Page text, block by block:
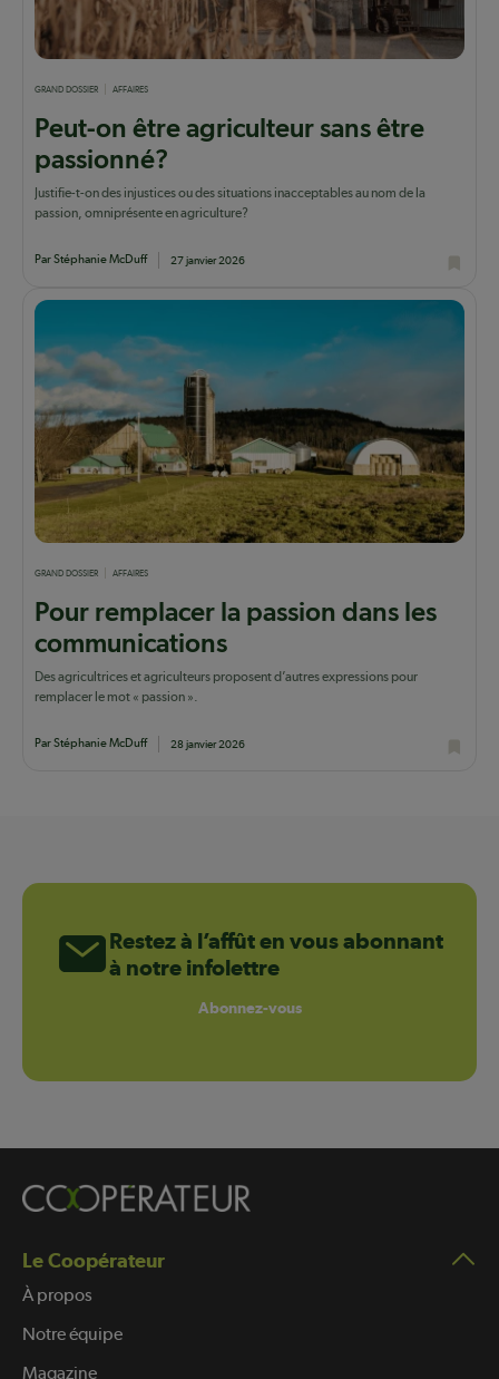
GRAND DOSSIER AFFAIRES
Peut-on être agriculteur sans être
passionné?
Justifie-t-on des injustices ou des situations inacceptables au nom de la
passion, omniprésente en agriculture?
Par Stéphanie McDuff 27 janvier 2026
GRAND DOSSIER AFFAIRES
Pour remplacer la passion dans les
communications
Des agricultrices et agriculteurs proposent d’autres expressions pour
remplacer le mot « passion ».
Par Stéphanie McDuff 28 janvier 2026
Restez à l’affût en vous abonnant
à notre infolettre
Abonnez-vous
Le Coopérateur
À propos
Notre équipe
Magazine